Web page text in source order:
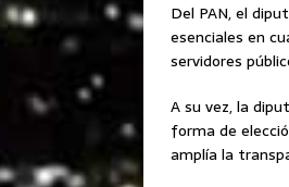
Del PAN, el
esenciales en
servidores
A su vez, la
forma de
amplía la